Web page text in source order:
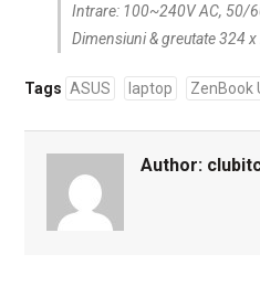
Intrare: 100~240V AC, 50/
Dimensiuni & greutate 324
Tags ASUS laptop ZenBook
Author: